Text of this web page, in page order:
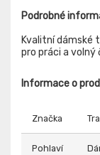
Podrobné
Kvalitní dámské
pro práci a volný
Informace o
Značka
Pohlaví